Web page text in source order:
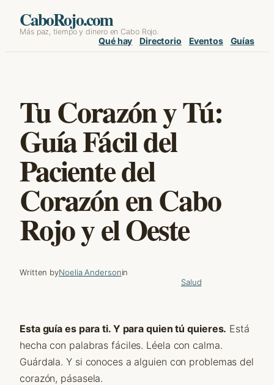
Skip
CaboRojo.com
Más paz, tiempo y dinero en Cabo Rojo.
Qué hay Directorio Eventos Guías
Tu Corazón y Tú:
Guía Fácil del
Paciente del
Corazón en Cabo
Rojo y el Oeste
Written byNoelia Andersonin
Salud
Esta guía es para ti. Y para quien tú quieres. Está
hecha con palabras fáciles. Léela con calma.
Guárdala. Y si conoces a alguien con problemas del
corazón, pásasela.